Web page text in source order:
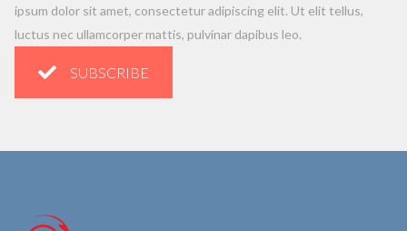
ipsum dolor sit amet, consectetur adipiscing elit. Ut elit tellus,
luctus nec ullamcorper mattis, pulvinar dapibus leo.
SUBSCRIBE